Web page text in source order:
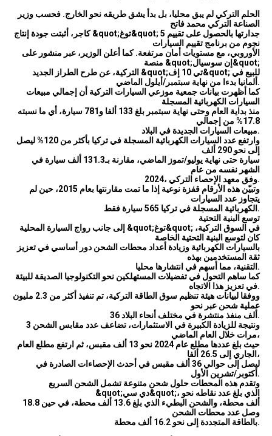
الحلم التركي لم يبق محليا، بل بدأ يشق طريقه نحو الخارج. فحسب وزير
الصناعة التركي محمد فاتح
كاجر، أثبتت جودة إنتاج &quot;توغ&quot; جدارتها بالحصول على تقييم 5
نجوم من برنامج تقييم السيارات
الأوروبي، مع مستويات أمان مرتفعة. كما أعلن الوزير، عبر منشور على
منصة &quot;إن سوسيال&quot;
التركية، عن طرح الطراز الجديد &quot;تي 10 إف&quot; للبيع في
ألمانيا بدءا من نهاية سبتمبر/أيلول الماضي.
كما أظهرت بيانات جمعية موزعي السيارات التركية أن إجمالي مبيعات
السيارات الكهربائية المسجلة
منذ بداية العام وحتى نهاية سبتمبر بلغ 133 ألفا و781 سيارة، أي ما نسبته
17.8% من إجمالي
مبيعات السيارات الجديدة في البلاد.
وارتفع عدد السيارات الكهربائية المسجلة في تركيا بأكثر من 120% ليصل
إلى نحو 290 ألف
سيارة حتى نهاية يوليو/تموز الماضي، مقارنة بـ131.3 ألف سيارة في
الشهر نفسه من عام
2024، وفق معهد الإحصاء التركي.
وتبيّن هذه الأرقام قفزة نوعية إذا ما تمت مقارنتها بعام 2015، حين لم
يتجاوز عدد السيارات
الكهربائية المسجلة في تركيا 565 سيارة فقط.
توسع البنية التحتية
إلى جانب رواج السيارة المحلية &quot;توغ&quot; في السوق التركية،
كان لتوسع البنية التحتية الخاصة
بالسيارات الكهربائية وزيادة أعداد محطات الشحن دور أساسي في تعزيز
ثقة المستخدمين بهذه
التقنية، مما أسهم في انتشارها محليا.
كما ساهم التحول في تفضيلات المستهلكين نحو التكنولوجيا الصديقة للبيئة
في تعزيز هذا الاتجاه.
ووفقا لبيانات هيئة تنظيم سوق الطاقة التركية، تم تنفيذ أكثر من 2.3 مليون
عملية شحن عبر نحو
36 ألف منفذ منتشرة في مختلف أنحاء البلاد.
ونتيجة للزيادة الكبيرة في الاستثمارات، تضاعف عدد مقابس الشحن 3
مرات خلال العام الماضي،
حيث بلغ عددها مطلع عام 2024 نحو 13 ألف مقبس، ثم ارتفع مطلع العام
الجاري إلى 26.5 ألفا،
ليصل إلى حوالي 36 ألف مقبس في أحدث الإحصاءات الصادرة في
أكتوبر/تشرين الأول.
وتقدم هذه المحطات حلول شحن متنوعة تشمل الشحن السريع
&quot;دي سي&quot;، الذي بلغ عدد نقاطه نحو
18.8 ألف محطة، والشحن البطيء الذي بلغ 13.6 ألف محطة، في حين
وصل عدد محطات الشحن
بالطاقة المتجددة إلى نحو 16.2 ألف محطة.